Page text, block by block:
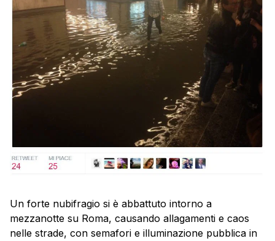
Un forte nubifragio si è abbattuto intorno a
mezzanotte su Roma, causando allagamenti e caos
nelle strade, con semafori e illuminazione pubblica in